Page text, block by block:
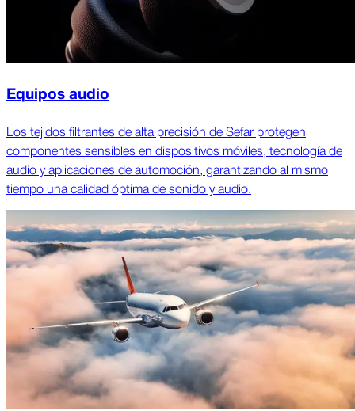
Equipos audio
Los tejidos filtrantes de alta precisión de Sefar protegen
componentes sensibles en dispositivos móviles, tecnología de
audio y aplicaciones de automoción, garantizando al mismo
tiempo una calidad óptima de sonido y audio.